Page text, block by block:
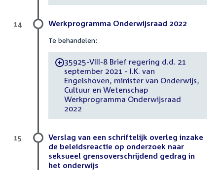
Werkprogramma Onderwijsraad 2022
Te behandelen:
-35925-VIII-8 Brief regering d.d. 21
september 2021 - I.K. van
Engelshoven, minister van Onderwijs,
Cultuur en Wetenschap
Werkprogramma Onderwijsraad
2022
14
Verslag van een schriftelijk overleg inzake
de beleidsreactie op onderzoek naar
seksueel grensoverschrijdend gedrag in
het onderwijs
15